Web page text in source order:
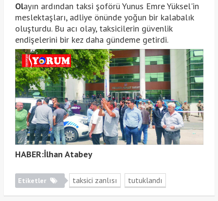
Olayın ardından taksi şoförü Yunus Emre Yüksel'in
meslektaşları, adliye önünde yoğun bir kalabalık
oluşturdu. Bu acı olay, taksicilerin güvenlik
endişelerini bir kez daha gündeme getirdi.
HABER:İlhan Atabey
Etiketler taksici zanlısı tutuklandı